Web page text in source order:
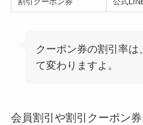
クーポン券の割引率は
て変わりますよ。
会員割引や割引クーポン